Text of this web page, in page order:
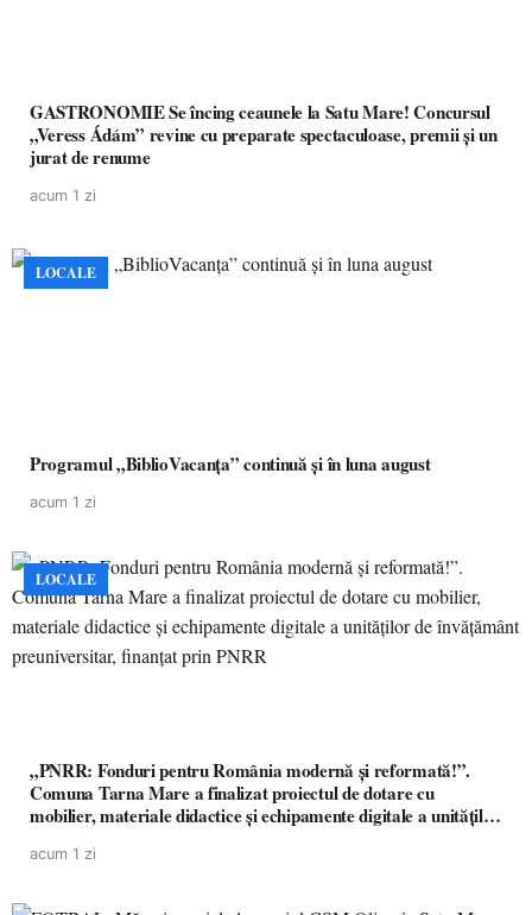
GASTRONOMIE Se încing ceaunele la Satu Mare! Concursul
„Veress Ádám” revine cu preparate spectaculoase, premii și un
jurat de renume
acum 1 zi
LOCALE
Programul „BiblioVacanța” continuă și în luna august
acum 1 zi
LOCALE
„PNRR: Fonduri pentru România modernă și reformată!”.
Comuna Tarna Mare a finalizat proiectul de dotare cu
mobilier, materiale didactice și echipamente digitale a unităților
acum 1 zi